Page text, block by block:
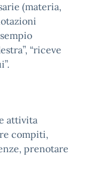
(materia,
“riceve
attivita
compiti,
prenotare